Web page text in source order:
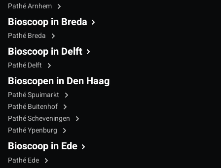
Pathé Arnhem
Bioscoop in Breda
Pathé Breda
Bioscoop in Delft
Pathé Delft
Bioscopen in Den Haag
Pathé Spuimarkt
Pathé Buitenhof
Pathé Scheveningen
Pathé Ypenburg
Bioscoop in Ede
Pathé Ede